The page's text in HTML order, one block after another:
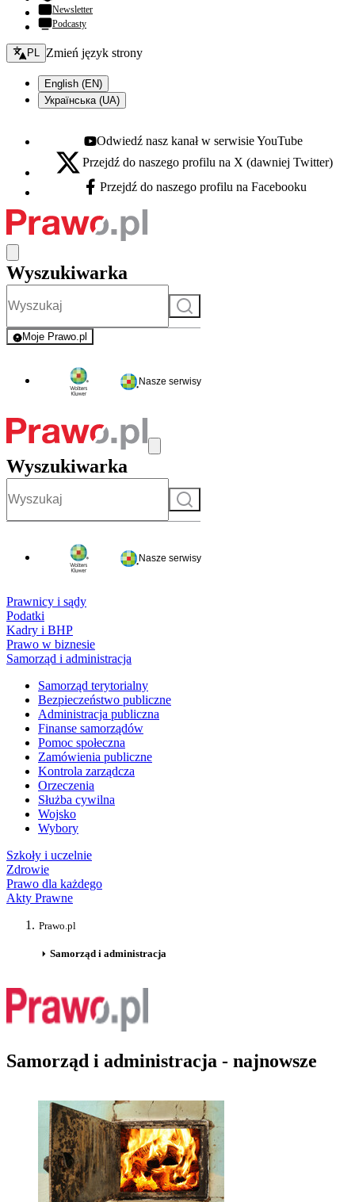
Newsletter
Podcasty
Zmień język - bieżący:
PL Zmień język strony
English (EN)
Українська (UA)
Youtube - otwiera się w nowej karcie
Odwiedź nasz kanał w serwisie YouTube
X - otwiera się w nowej karcie
Przejdź do naszego profilu na X (dawniej Twitter)
Facebook - otwiera się w nowej karcie
Przejdź do naszego profilu na Facebooku
Wyszukiwarka
Szukaj
Moje Prawo.pl
- rejestracja i logowanie do serwisu
Nasze serwisy
Wyszukiwarka
Szukaj
Nasze serwisy
Prawnicy i sądy
Podatki
Kadry i BHP
Prawo w biznesie
Samorząd i administracja
Samorząd terytorialny
Bezpieczeństwo publiczne
Administracja publiczna
Finanse samorządów
Pomoc społeczna
Zamówienia publiczne
Kontrola zarządcza
Orzeczenia
Służba cywilna
Wojsko
Wybory
Szkoły i uczelnie
Zdrowie
Prawo dla każdego
Akty Prawne
Prawo.pl
Samorząd i administracja
Samorząd i administracja - najnowsze